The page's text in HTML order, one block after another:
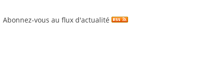
Abonnez-vous au flux d'actualité